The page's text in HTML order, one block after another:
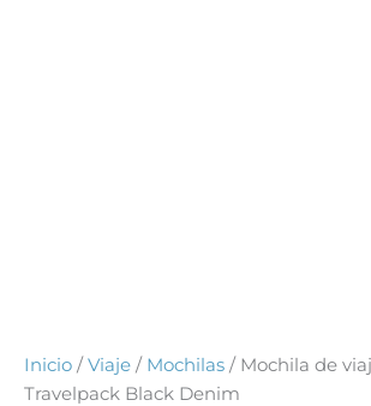
Inicio /Viaje / Mochilas / Mochila de
Travelpack Black Denim